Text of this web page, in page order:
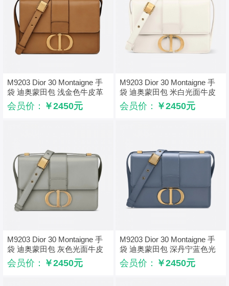
M9203 Dior 30 Montaigne 手
袋 迪奥蒙田包 浅金色牛皮革
Natural 印花
会员价： ￥2450元
M9203 Dior 30 Montaigne 手
袋 迪奥蒙田包 米白光面牛皮
革
会员价： ￥2450元
M9203 Dior 30 Montaigne 手
袋 迪奥蒙田包 灰色光面牛皮
革
会员价： ￥2450元
M9203 Dior 30 Montaigne 手
袋 迪奥蒙田包 深丹宁蓝色光
面牛皮革
会员价： ￥2450元